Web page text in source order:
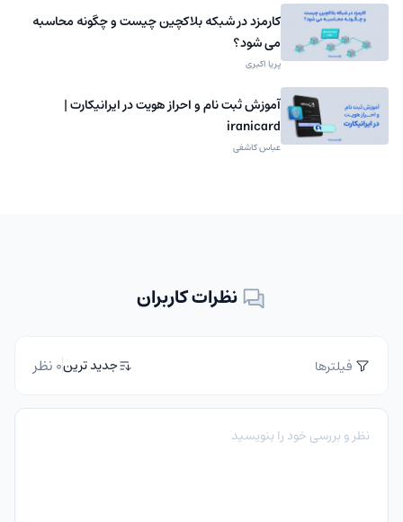
کارمزد در شبکه بلاکچین چیست و چگونه محاسبه
می شود؟
پریا اکبری
آموزش ثبت نام و احراز هویت در ایرانیکارت |
iranicard
عباس کاشفی
نظرات کاربران
فیلترها جدید ترین0 نظر